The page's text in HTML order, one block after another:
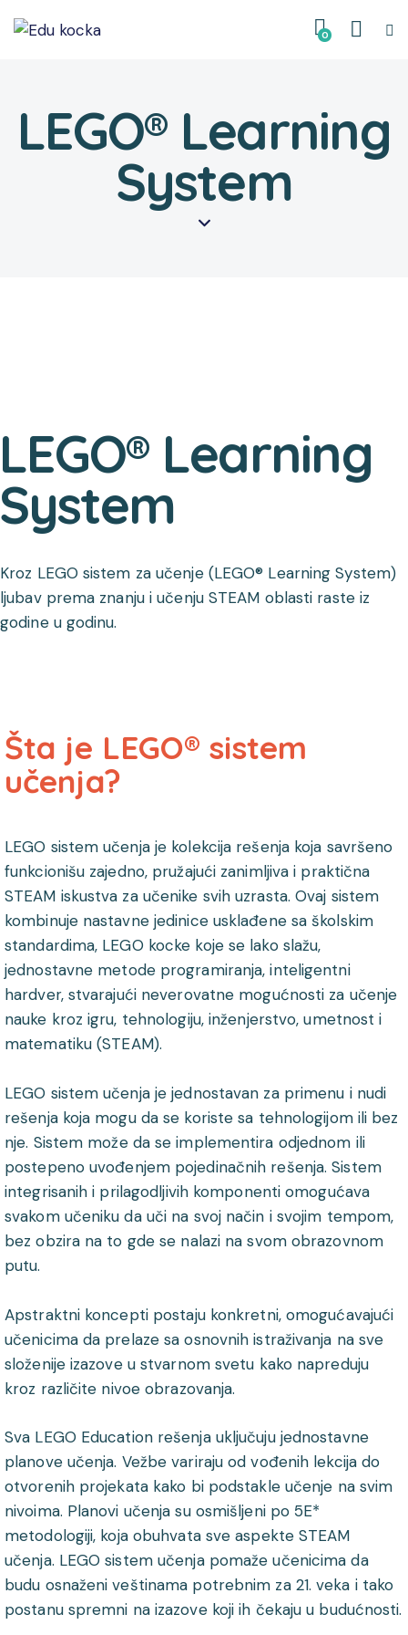
0
LEGO® Learning
System
LEGO® Learning
System
Kroz LEGO sistem za učenje (LEGO® Learning System)
ljubav prema znanju i učenju STEAM oblasti raste iz
godine u godinu.
Šta je LEGO® sistem
učenja?
LEGO sistem učenja je kolekcija rešenja koja savršeno
funkcionišu zajedno, pružajući zanimljiva i praktična
STEAM iskustva za učenike svih uzrasta. Ovaj sistem
kombinuje nastavne jedinice usklađene sa školskim
standardima, LEGO kocke koje se lako slažu,
jednostavne metode programiranja, inteligentni
hardver, stvarajući neverovatne mogućnosti za učenje
nauke kroz igru, tehnologiju, inženjerstvo, umetnost i
matematiku (STEAM).
LEGO sistem učenja je jednostavan za primenu i nudi
rešenja koja mogu da se koriste sa tehnologijom ili bez
nje. Sistem može da se implementira odjednom ili
postepeno uvođenjem pojedinačnih rešenja. Sistem
integrisanih i prilagodljivih komponenti omogućava
svakom učeniku da uči na svoj način i svojim tempom,
bez obzira na to gde se nalazi na svom obrazovnom
putu.
Apstraktni koncepti postaju konkretni, omogućavajući
učenicima da prelaze sa osnovnih istraživanja na sve
složenije izazove u stvarnom svetu kako napreduju
kroz različite nivoe obrazovanja.
Sva LEGO Education rešenja uključuju jednostavne
planove učenja. Vežbe variraju od vođenih lekcija do
otvorenih projekata kako bi podstakle učenje na svim
nivoima. Planovi učenja su osmišljeni po 5E*
metodologiji, koja obuhvata sve aspekte STEAM
učenja. LEGO sistem učenja pomaže učenicima da
budu osnaženi veštinama potrebnim za 21. veka i tako
postanu spremni na izazove koji ih čekaju u budućnosti.